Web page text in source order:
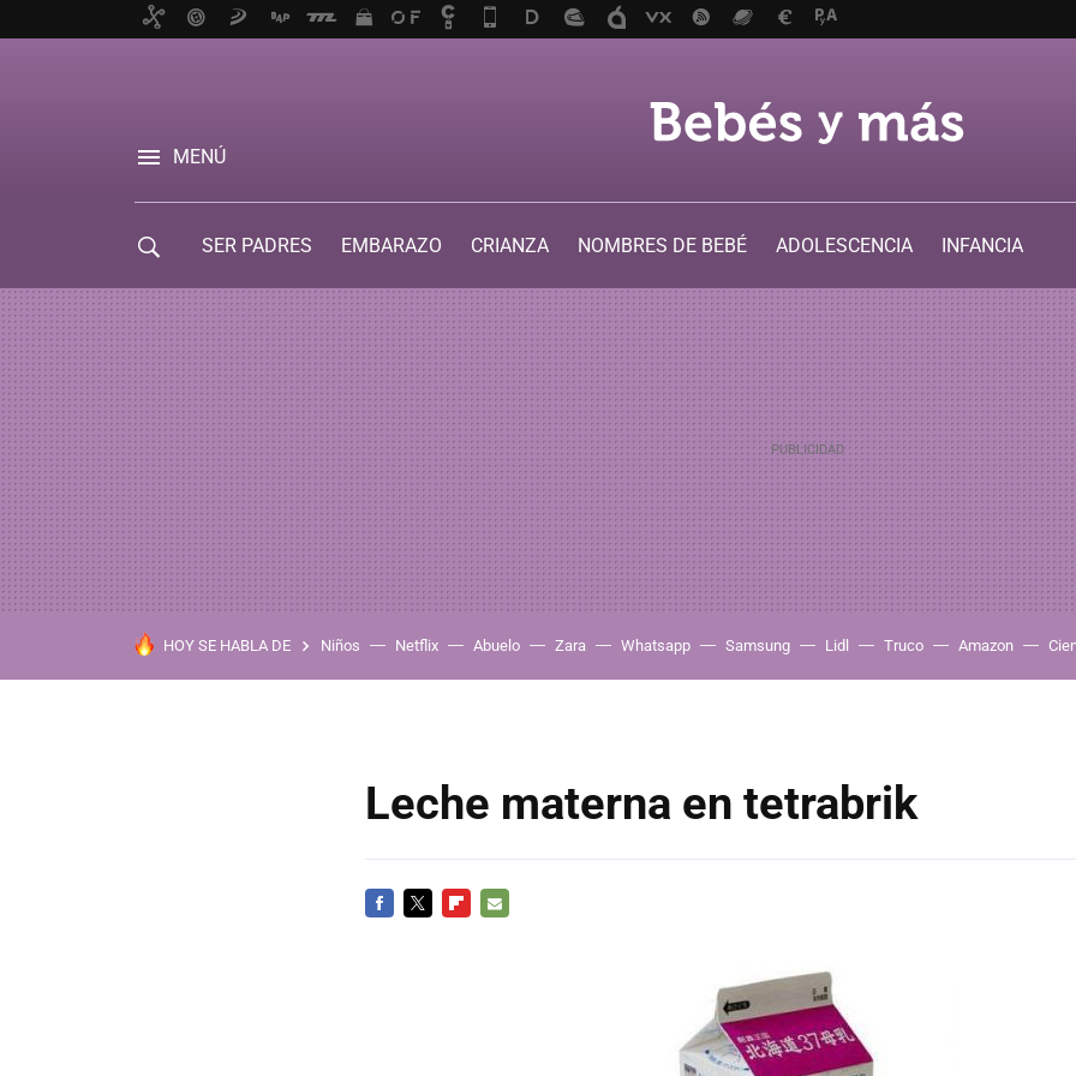
MENÚ
SER PADRES EMBARAZO CRIANZA NOMBRES DE BEBÉ ADOLESCENCIA
INFANCIA
HOY SE HABLA DE Niños Netflix Abuelo Zara Whatsapp Samsung Lidl Truco Amazon
Leche materna en tetrabrik